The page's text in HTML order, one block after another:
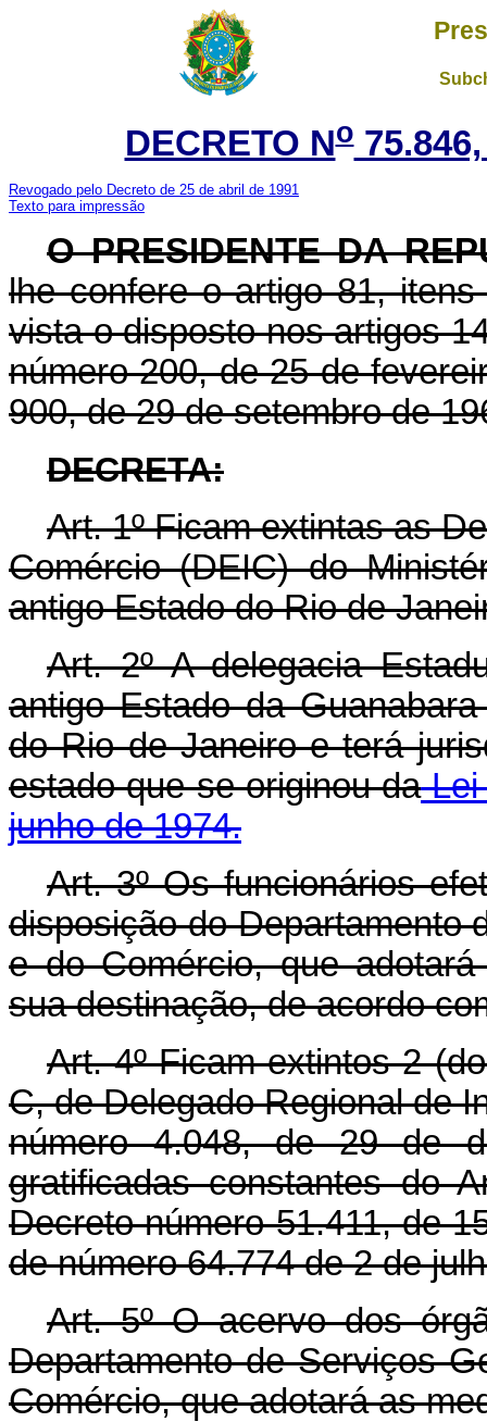
DECRETO No75.846,
Revogado pelo Decreto de 25 de abril de 1991
Texto para impressão
O PRESIDENTE DA
lhe confere o artigo 81,
vista o disposto nos artigos
número 200, de 25 de
900, de 29 de setembro de
DECRETA:
Art. 1º Ficam extintas as
Comércio (DEIC) do
antigo Estado do Rio de
Art. 2º A delegacia
antigo Estado da
do Rio de Janeiro e terá
estado que se originou daLei
junho de 1974.
Art. 3º Os funcionários
disposição do Departamento
e do Comércio, que
sua destinação, de acordo
Art. 4º Ficam extintos 2
C, de Delegado Regional de
número 4.048, de 29 de
gratificadas constantes do
Decreto número 51.411, de
de número 64.774 de 2 de
Art. 5º O acervo dos
Departamento de Serviços
Comércio, que adotará as